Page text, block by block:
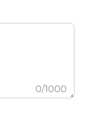
0/1000